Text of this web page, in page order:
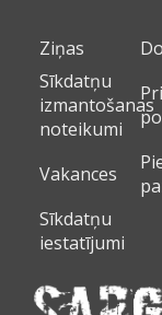
Ziņas
Sīkdatņu
izmantošanas
noteikumi
Vakances
Sīkdatņu
iestatījumi